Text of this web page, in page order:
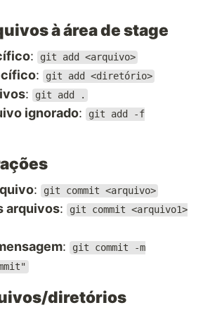
à área de stage
: git add <arquivo>
: git add <diretório>
: git add .
ignorado:
git add -f
: git commit <arquivo>
arquivos:
git commit <arquivo1>
:
git commit -m
diretórios